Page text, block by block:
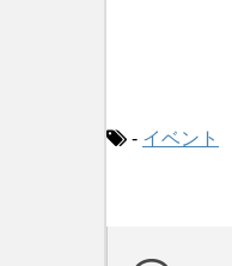
- イベント